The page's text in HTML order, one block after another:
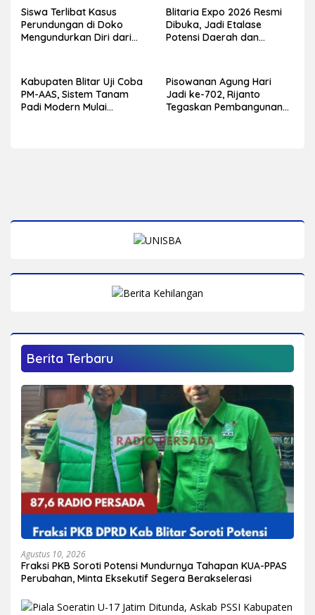
Siswa Terlibat Kasus
Perundungan di Doko
Mengundurkan Diri dari
Sebelumnya
Blitaria Expo 2026 Resmi
Dibuka, Jadi Etalase
Potensi Daerah dan
Kabupaten Blitar Uji Coba
PM-AAS, Sistem Tanam
Padi Modern Mulai
Pisowanan Agung Hari
Jadi ke-702, Rijanto
Tegaskan Pembangunan
Berita Terbaru
Agustus 10, 2026
Fraksi PKB Soroti Potensi Mundurnya Tahapan KUA-PPAS
Perubahan, Minta Eksekutif Segera Berakselerasi